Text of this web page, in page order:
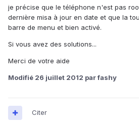
je précise que le téléphone n'est pas
dernière misa à jour en date et que la
barre de menu et bien activé.
Si vous avez des solutions...
Merci de votre aide
Modifié 26 juillet 2012 par fashy
Citer